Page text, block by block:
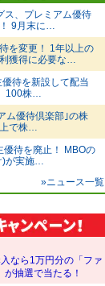
ス、プレミアム優待
9月末に…
を変更！ 1年以上の
獲得に必要な…
待を新設して配当
100株…
ム優待倶楽部｣の株
で株…
待を廃止！ MBOの
が実施…
»ニュース一覧
なら1万円分の「ファ
抽選で当たる！